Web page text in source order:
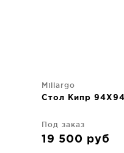
Millargo
Стол Кипр
Под заказ
19 500 руб